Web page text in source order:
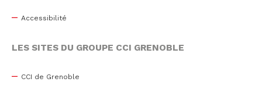
Accessibilité
LES SITES DU GROUPE CCI GRENOBLE
CCI de Grenoble